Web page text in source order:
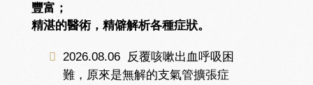
豐富；
精湛的醫術，精僻解析各種症狀。
2026.08.06
反覆咳嗽出血呼吸困
難，原來是無解的支氣管擴張症